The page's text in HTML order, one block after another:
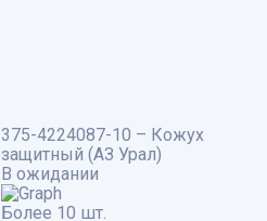
375-4224087-10 – Кожух
защитный (АЗ Урал)
В ожидании
Более 10 шт.